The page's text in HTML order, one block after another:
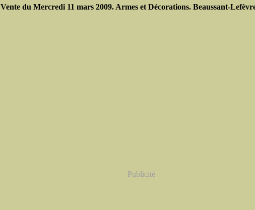
Vente du Mercredi 11 mars 2009. Armes et Décorations. Beaussant-
Publicité